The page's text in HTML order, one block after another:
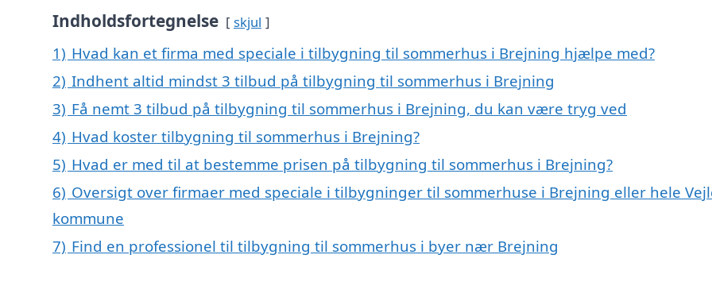
Indholdsfortegnelse skjul
1) Hvad kan et firma med speciale i tilbygning til sommerhus i Brejning hjælpe med?
2) Indhent altid mindst 3 tilbud på tilbygning til sommerhus i Brejning
3) Få nemt 3 tilbud på tilbygning til sommerhus i Brejning, du kan være tryg ved
4) Hvad koster tilbygning til sommerhus i Brejning?
5) Hvad er med til at bestemme prisen på tilbygning til sommerhus i Brejning?
6) Oversigt over firmaer med speciale i tilbygninger til sommerhuse i Brejning eller hele
kommune
7) Find en professionel til tilbygning til sommerhus i byer nær Brejning